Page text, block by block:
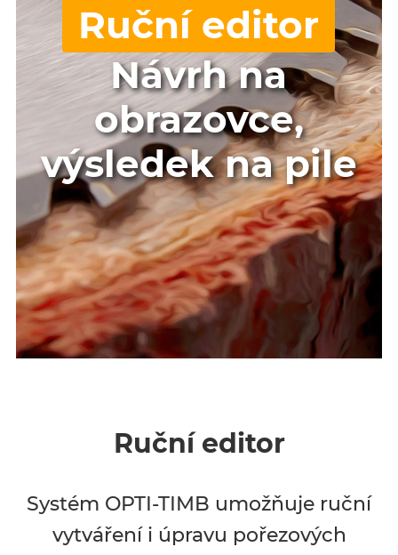
Ruční editor
Návrh na
obrazovce,
výsledek na pile
Ruční editor
Systém OPTI-TIMB umožňuje ruční
vytváření i úpravu pořezových